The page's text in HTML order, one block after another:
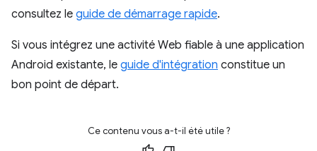
consultez le guide de démarrage rapide.
Si vous intégrez une activité Web fiable à une application
Android existante, le guide d'intégration constitue un
bon point de départ.
Ce contenu vous a-t-il été utile ?